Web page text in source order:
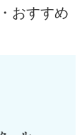
おすすめ